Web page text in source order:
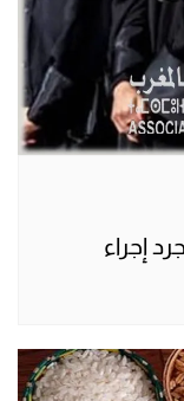
إجراء